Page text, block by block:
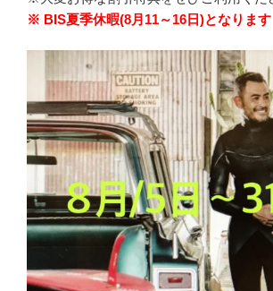
※ BIS夏季休暇(8月11～16日)となります